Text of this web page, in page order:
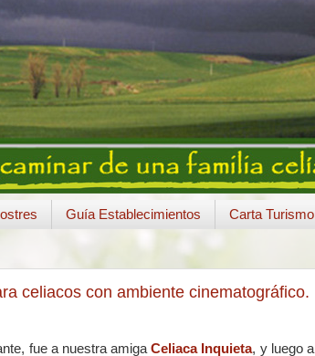
Guía Establecimientos Carta Turismo
celiacos con ambiente cinematográfico.
fue a nuestra amigaCeliaca Inquieta, y luego a